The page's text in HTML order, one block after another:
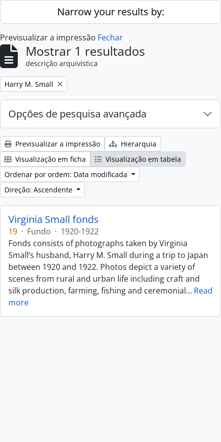
Skip to main contentNarrow your results by:
Previsualizar a impressão Fechar
Mostrar 1 resultados
descrição arquivística
Remove filter:
Harry M. Small
Opções de pesquisa avançada
Previsualizar a impressão
Hierarquia
Visualização em ficha
Visualização em tabela
Ordenar por ordem: Data modificada
Direção: Ascendente
Virginia Small fonds
19 · Fundo · 1920-1922
Fonds consists of photographs taken by Virginia
Small’s husband, Harry M. Small during a trip to Japan
between 1920 and 1922. Photos depict a variety of
scenes from rural and urban life including craft and
silk production, farming, fishing and ceremonial… Read
more